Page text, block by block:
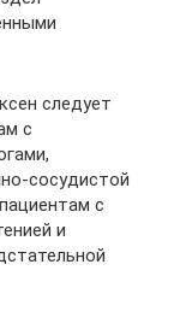
следует
с
сосудистой
с
и